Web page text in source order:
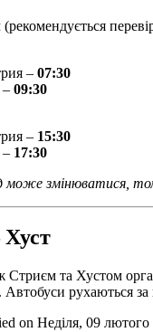
– 07:30
– 09:30
– 15:30
– 17:30
може змінюватися,
та Хустом
рухаються
on Неділя, 09 лютого